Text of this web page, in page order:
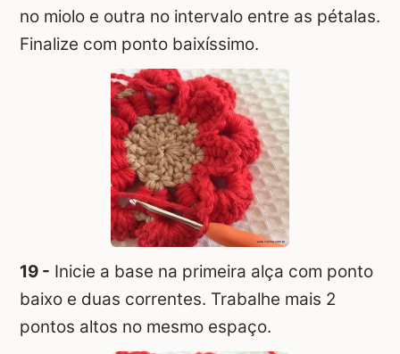
no miolo e outra no intervalo entre as pétalas.
Finalize com ponto baixíssimo.
19 - Inicie a base na primeira alça com ponto
baixo e duas correntes. Trabalhe mais 2
pontos altos no mesmo espaço.